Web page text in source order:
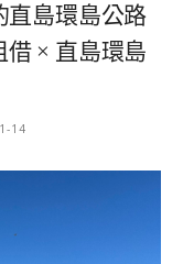
直島環島公路
借 × 直島環島
14